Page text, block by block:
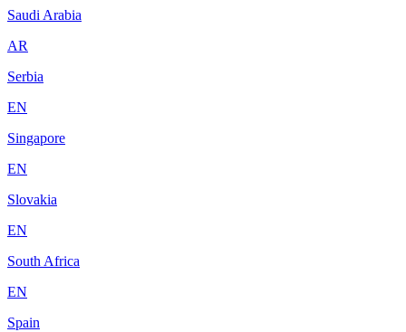
Saudi Arabia
AR
Serbia
EN
Singapore
EN
Slovakia
EN
South Africa
EN
Spain